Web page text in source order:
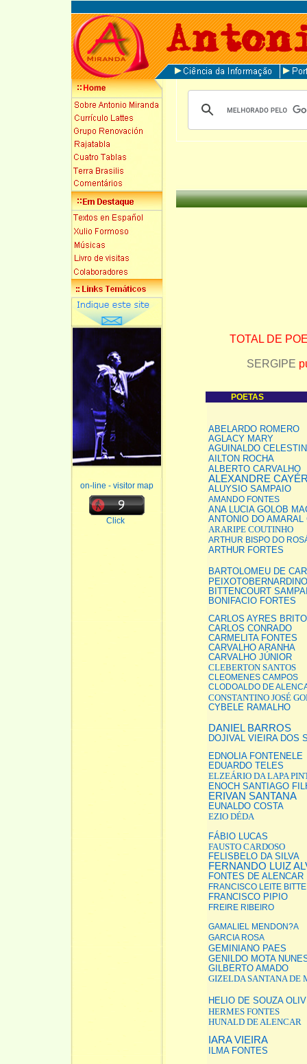
on-line - visitor map
Click
TOTAL DE
SERGIPE
POETAS
ABELARDO ROMERO
AGLACY MARY
AGUINALDO
AILTON ROCHA
ALBERTO CARVALHO
ALEXANDRE
ALUYSIO SAMPAIO
AMANDO FONTES
ANA LUCIA GOLOB
ANTONIO DO AMARAL
ARARIPE COUTINHO
ARTHUR BISPO DO
ARTHUR FORTES
BARTOLOMEU DE
PEIXOTO
BITTENCOURT
BONIFACIO FORTES
CARLOS AYRES BRITO
CARLOS CONRADO
CARMELITA FONTES
CARVALHO ARANHA
CARVALHO JÚNIOR
CLEBERTON SANTOS
CLEOMENES CAMPOS
CLODOALDO DE
CONSTANTINO JOSÉ
CYBELE RAMALHO
DANIEL BARROS
DOJIVAL VIEIRA DOS
EDNOLIA FONTENELE
EDUARDO TELES
ELZEÁRIO DA LAPA
ENOCH SANTIAGO
ERIVAN SANTANA
EUNALDO COSTA
EZIO DÉDA
FÁBIO LUCAS
FAUSTO CARDOSO
FELISBELO DA SILVA
FERNANDO LUIZ
FONTES DE ALENCAR
FRANCISCO LEITE
FRANCISCO PIPIO
FREIRE RIBEIRO
GAMALIEL MENDON?A
GARCIA ROSA
GEMINIANO PAES
GENILDO MOTA
GILBERTO AMADO
GIZELDA SANTANA DE
HELIO DE SOUZA
HERMES FONTES
HUNALD DE ALENCAR
IARA VIEIRA
ILMA FONTES